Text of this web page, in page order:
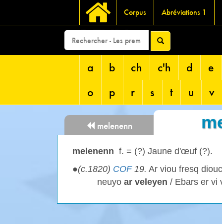
Corpus Abréviations 1
DEVRI
a b ch c'h d
e
o
p r s t u v
melenenn
melenenn f. = (?) Jaune d'œuf (?).
●(c.1820) COF19. Ar viou fresq
neuyo ar veleyen / Ebars er vi